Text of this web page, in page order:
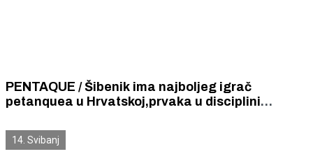
PENTAQUE / Šibenik ima najboljeg igrač
petanquea u Hrvatskoj,prvaka u disciplini
14. Svibanj